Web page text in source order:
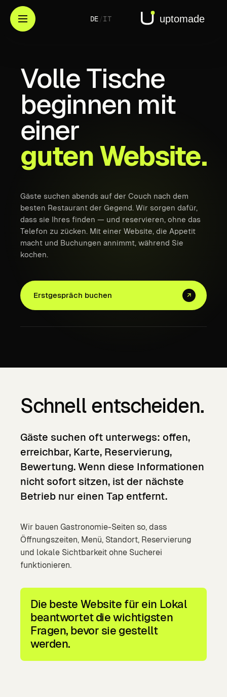
DE /IT
Volle Tische
beginnen mit
einer
guten Website.
Gäste suchen abends auf der Couch nach dem
besten Restaurant der Gegend. Wir sorgen dafür,
dass sie Ihres finden — und reservieren, ohne das
Telefon zu zücken. Mit einer Website, die Appetit
macht und Buchungen annimmt, während Sie
kochen.
Erstgespräch buchen ↗
Schnell entscheiden.
Gäste suchen oft unterwegs: offen,
erreichbar, Karte, Reservierung,
Bewertung. Wenn diese Informationen
nicht sofort sitzen, ist der nächste
Betrieb nur einen Tap entfernt.
Wir bauen Gastronomie-Seiten so, dass
Öffnungszeiten, Menü, Standort, Reservierung
und lokale Sichtbarkeit ohne Sucherei
funktionieren.
Die beste Website für ein Lokal
beantwortet die wichtigsten
Fragen, bevor sie gestellt
werden.